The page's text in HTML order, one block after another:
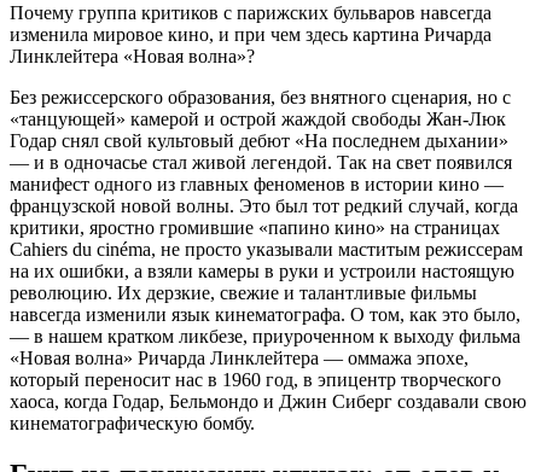
Почему группа критиков с парижских бульваров навсегда
изменила мировое кино, и при чем здесь картина Ричарда
Линклейтера «Новая волна»?
Без режиссерского образования, без внятного сценария, но с
«танцующей» камерой и острой жаждой свободы Жан-Люк
Годар снял свой культовый дебют «На последнем дыхании»
— и в одночасье стал живой легендой. Так на свет появился
манифест одного из главных феноменов в истории кино —
французской новой волны. Это был тот редкий случай, когда
критики, яростно громившие «папино кино» на страницах
Cahiers du cinéma, не просто указывали маститым режиссерам
на их ошибки, а взяли камеры в руки и устроили настоящую
революцию. Их дерзкие, свежие и талантливые фильмы
навсегда изменили язык кинематографа. О том, как это было,
— в нашем кратком ликбезе, приуроченном к выходу фильма
«Новая волна» Ричарда Линклейтера — оммажа эпохе,
который переносит нас в 1960 год, в эпицентр творческого
хаоса, когда Годар, Бельмондо и Джин Сиберг создавали свою
кинематографическую бомбу.